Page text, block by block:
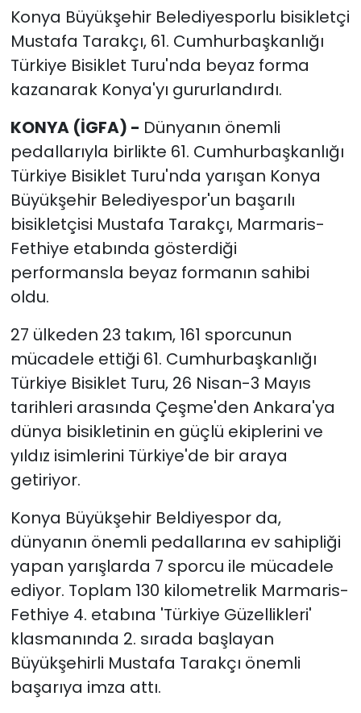
Konya Büyükşehir Belediyesporlu bisikletçi
Mustafa Tarakçı, 61. Cumhurbaşkanlığı
Türkiye Bisiklet Turu'nda beyaz forma
kazanarak Konya'yı gururlandırdı.
KONYA (İGFA) - Dünyanın önemli
pedallarıyla birlikte 61. Cumhurbaşkanlığı
Türkiye Bisiklet Turu'nda yarışan Konya
Büyükşehir Belediyespor'un başarılı
bisikletçisi Mustafa Tarakçı, Marmaris-
Fethiye etabında gösterdiği
performansla beyaz formanın sahibi
oldu.
27 ülkeden 23 takım, 161 sporcunun
mücadele ettiği 61. Cumhurbaşkanlığı
Türkiye Bisiklet Turu, 26 Nisan-3 Mayıs
tarihleri arasında Çeşme'den Ankara'ya
dünya bisikletinin en güçlü ekiplerini ve
yıldız isimlerini Türkiye'de bir araya
getiriyor.
Konya Büyükşehir Beldiyespor da,
dünyanın önemli pedallarına ev sahipliği
yapan yarışlarda 7 sporcu ile mücadele
ediyor. Toplam 130 kilometrelik Marmaris-
Fethiye 4. etabına 'Türkiye Güzellikleri'
klasmanında 2. sırada başlayan
Büyükşehirli Mustafa Tarakçı önemli
başarıya imza attı.